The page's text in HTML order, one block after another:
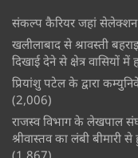
संकल्प कैरियर जहां
खलीलाबाद से श्रावस्ती
दिखाई देने से क्षेत्र वासियों में
प्रियांशु पटेल के द्वारा
(2,006)
राजस्व विभाग के लेखपाल संघ
श्रीवास्तव का लंबी बीमारी